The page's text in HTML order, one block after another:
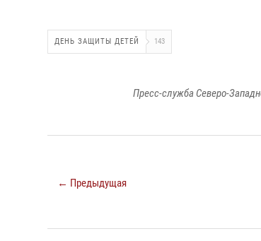
ДЕНЬ ЗАЩИТЫ ДЕТЕЙ 143
Пресс-служба Северо-
← Предыдущая